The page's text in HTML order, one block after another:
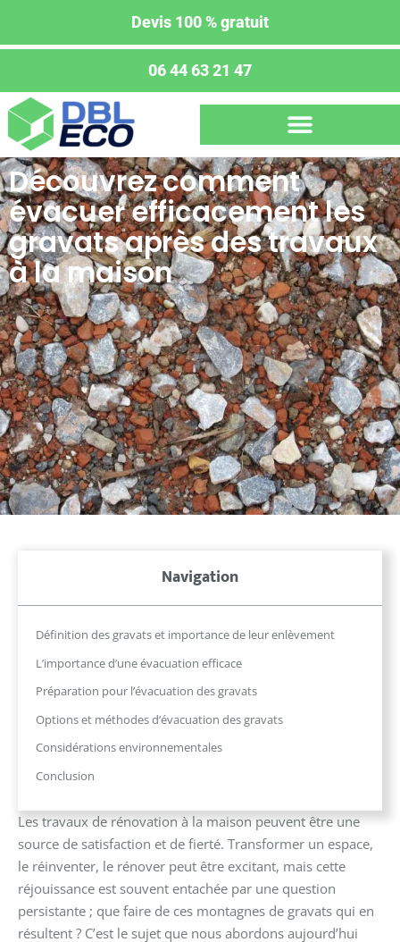
Devis 100 % gratuit
06 44 63 21 47
Découvrez comment
évacuer efficacement les
gravats après des travaux
à la maison
Navigation
Définition des gravats et importance de leur enlèvement
L’importance d’une évacuation efficace
Préparation pour l’évacuation des gravats
Options et méthodes d’évacuation des gravats
Considérations environnementales
Conclusion
Les travaux de rénovation à la maison peuvent être une
source de satisfaction et de fierté. Transformer un espace,
le réinventer, le rénover peut être excitant, mais cette
réjouissance est souvent entachée par une question
persistante ; que faire de ces montagnes de gravats qui en
résultent ? C’est le sujet que nous abordons aujourd’hui